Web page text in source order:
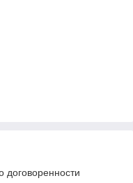
договоренности